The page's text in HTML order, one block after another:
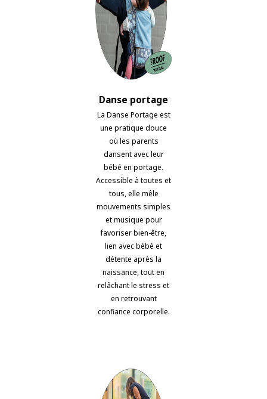
Danse portage
La Danse Portage est
une pratique douce
où les parents
dansent avec leur
bébé en portage.
Accessible à toutes et
tous, elle mêle
mouvements simples
et musique pour
favoriser bien-être,
lien avec bébé et
détente après la
naissance, tout en
relâchant le stress et
en retrouvant
confiance corporelle.